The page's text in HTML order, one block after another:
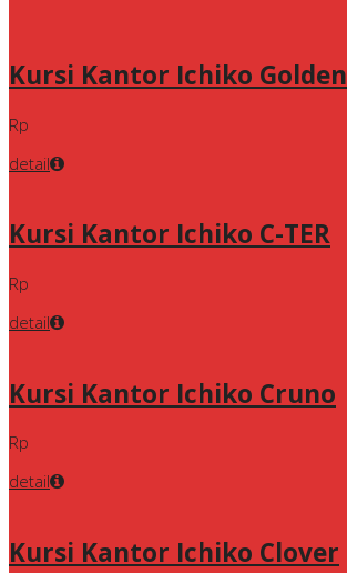
Kursi Kantor Ichiko Golden
Rp
detail
Kursi Kantor Ichiko C-TER
Rp
detail
Kursi Kantor Ichiko Cruno
Rp
detail
Kursi Kantor Ichiko Clover